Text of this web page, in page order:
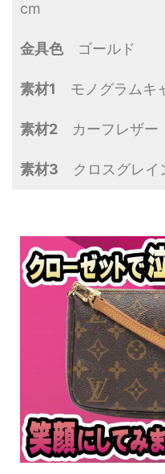
cm
金具色 ゴールド
素材1 モノグラムキ
素材2 カーフレザ
素材3 クロスグレイ